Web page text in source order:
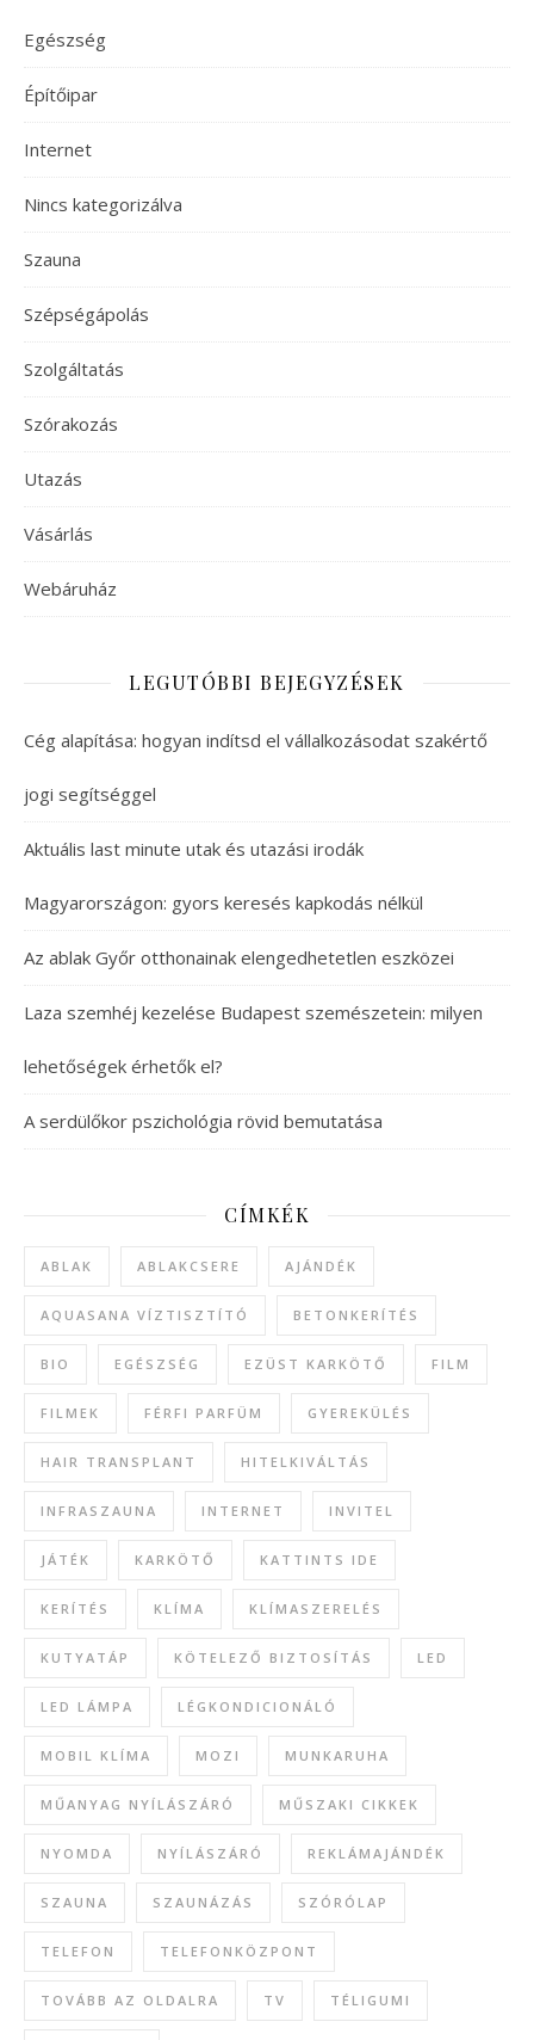
Egészség
Építőipar
Internet
Nincs kategorizálva
Szauna
Szépségápolás
Szolgáltatás
Szórakozás
Utazás
Vásárlás
Webáruház
LEGUTÓBBI BEJEGYZÉSEK
Cég alapítása: hogyan indítsd el vállalkozásodat szakértő
jogi segítséggel
Aktuális last minute utak és utazási irodák
Magyarországon: gyors keresés kapkodás nélkül
Az ablak Győr otthonainak elengedhetetlen eszközei
Laza szemhéj kezelése Budapest szemészetein: milyen
lehetőségek érhetők el?
A serdülőkor pszichológia rövid bemutatása
CÍMKÉK
ABLAK ABLAKCSERE AJÁNDÉK
AQUASANA VÍZTISZTÍTÓ BETONKERÍTÉS
BIO EGÉSZSÉG EZÜST KARKÖTŐ FILM
FILMEK FÉRFI PARFÜM GYEREKÜLÉS
HAIR TRANSPLANT HITELKIVÁLTÁS
INFRASZAUNA INTERNET INVITEL
JÁTÉK KARKÖTŐ KATTINTS IDE
KERÍTÉS KLÍMA KLÍMASZERELÉS
KUTYATÁP KÖTELEZŐ BIZTOSÍTÁS LED
LED LÁMPA LÉGKONDICIONÁLÓ
MOBIL KLÍMA MOZI MUNKARUHA
MŰANYAG NYÍLÁSZÁRÓ MŰSZAKI CIKKEK
NYOMDA NYÍLÁSZÁRÓ REKLÁMAJÁNDÉK
SZAUNA SZAUNÁZÁS SZÓRÓLAP
TELEFON TELEFONKÖZPONT
TOVÁBB AZ OLDALRA TV TÉLIGUMI